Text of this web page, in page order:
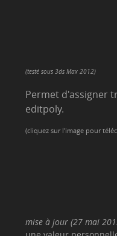
(testé sous 3ds Max 2012)
Permet d'assigner
editpoly.
(cliquez sur l'image pour
mise à jour (27 mai